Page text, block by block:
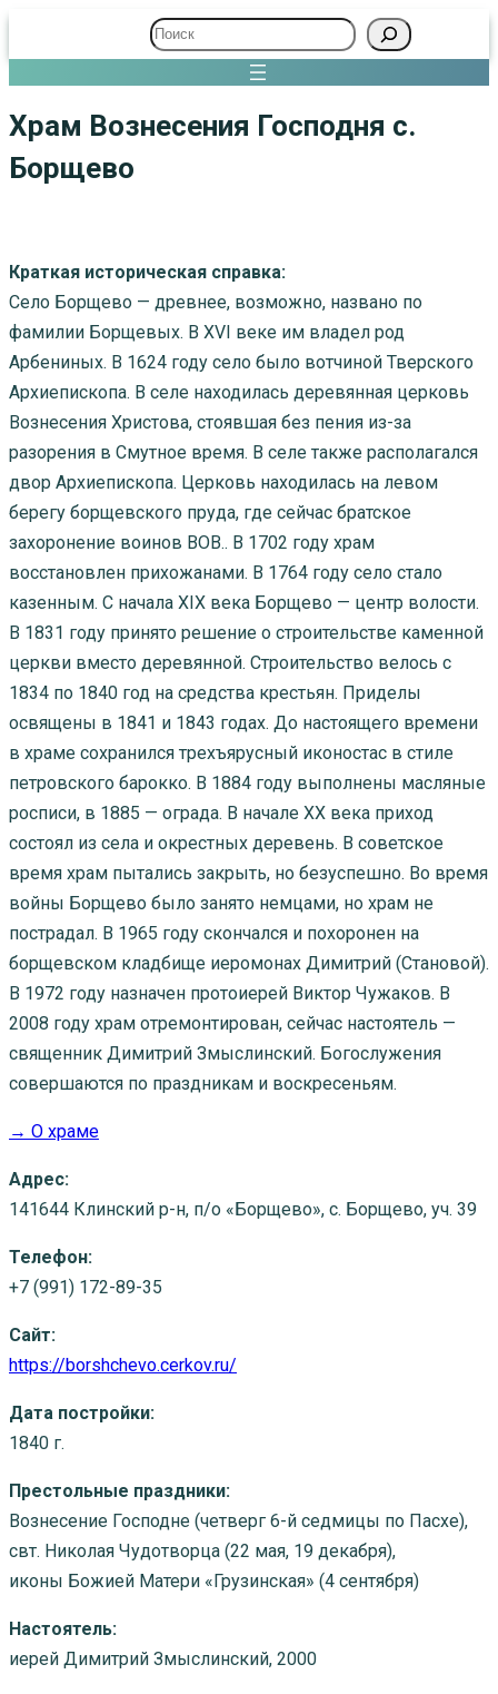
Поиск
Храм Вознесения Господня с.
Борщево
Краткая историческая справка:
Село Борщево — древнее, возможно, названо по
фамилии Борщевых. В XVI веке им владел род
Арбениных. В 1624 году село было вотчиной Тверского
Архиепископа. В селе находилась деревянная церковь
Вознесения Христова, стоявшая без пения из-за
разорения в Смутное время. В селе также располагался
двор Архиепископа. Церковь находилась на левом
берегу борщевского пруда, где сейчас братское
захоронение воинов ВОВ.. В 1702 году храм
восстановлен прихожанами. В 1764 году село стало
казенным. С начала XIX века Борщево — центр волости.
В 1831 году принято решение о строительстве каменной
церкви вместо деревянной. Строительство велось с
1834 по 1840 год на средства крестьян. Приделы
освящены в 1841 и 1843 годах. До настоящего времени
в храме сохранился трехъярусный иконостас в стиле
петровского барокко. В 1884 году выполнены масляные
росписи, в 1885 — ограда. В начале XX века приход
состоял из села и окрестных деревень. В советское
время храм пытались закрыть, но безуспешно. Во время
войны Борщево было занято немцами, но храм не
пострадал. В 1965 году скончался и похоронен на
борщевском кладбище иеромонах Димитрий (Становой).
В 1972 году назначен протоиерей Виктор Чужаков. В
2008 году храм отремонтирован, сейчас настоятель —
священник Димитрий Змыслинский. Богослужения
совершаются по праздникам и воскресеньям.
→ О храме
Адрес:
141644 Клинский р-н, п/о «Борщево», с. Борщево, уч. 39
Телефон:
+7 (991) 172-89-35
Сайт:
https://borshchevo.cerkov.ru/
Дата постройки:
1840 г.
Престольные праздники:
Вознесение Господне (четверг 6-й седмицы по Пасхе),
свт. Николая Чудотворца (22 мая, 19 декабря),
иконы Божией Матери «Грузинская» (4 сентября)
Настоятель:
иерей Димитрий Змыслинский, 2000